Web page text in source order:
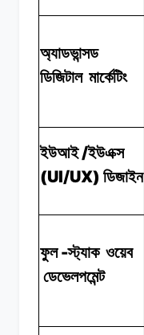
অ্যাডভান্সড
ডিজিটাল মার্কেটিং
ইউআই/ইউএক্স
(UI/UX) ডিজাইন
ফুল-স্ট্যাক ওয়েব
ডেভেলপমেন্ট